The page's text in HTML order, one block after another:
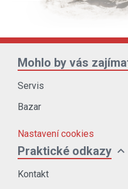
Mohlo by vás
Servis
Bazar
Nastavení cookies
Praktické odkazy expand_more
Kontakt